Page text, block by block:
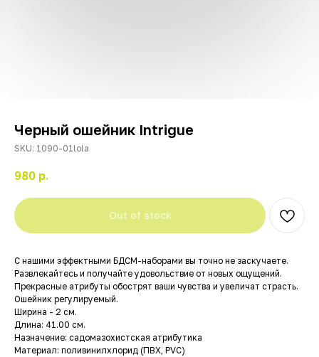
Черный ошейник Intrigue
SKU: 1090-01lola
980 р.
Out of stock
С нашими эффектными БДСМ-наборами вы точно не заскучаете.
Развлекайтесь и получайте удовольствие от новых ощущений.
Прекрасные атрибуты обострят ваши чувства и увеличат страсть.
Ошейник регулируемый.
Ширина - 2 см.
Длина: 41.00 см.
Назначение: садомазохистская атрибутика
Материал: поливинилхлорид (ПВХ, PVC)